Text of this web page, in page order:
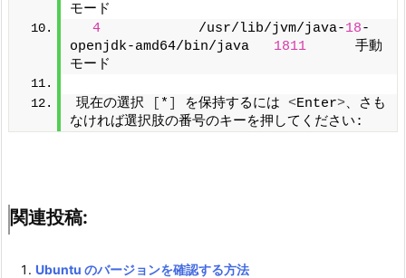
モード
4
            /usr/lib/jvm/java-
18-
openjdk-amd64/bin/java 1811
      手動
モード
現在の選択 * を保持するには <Enter>、さも
なければ選択肢の番号のキーを押してください:
関連投稿:
Ubuntu のバージョンを確認する方法